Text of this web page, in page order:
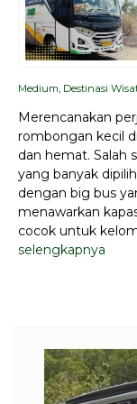
Medium Destinasi
Merencanakan
rombongan kecil
dan hemat. Salah
yang banyak
dengan big bus
menawarkan
cocok untuk
selengkapnya